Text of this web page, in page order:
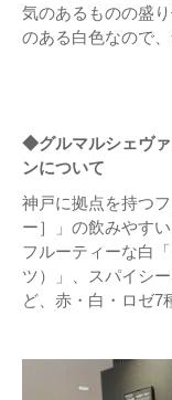
気のあるものの盛
のある白色なので
◆グルマルシェヴァ
ンについて
神戸に拠点を持つ
ー］」の飲みやす
フルーティーな白
ツ）」、スパイシ
ど、赤・白・ロゼ7